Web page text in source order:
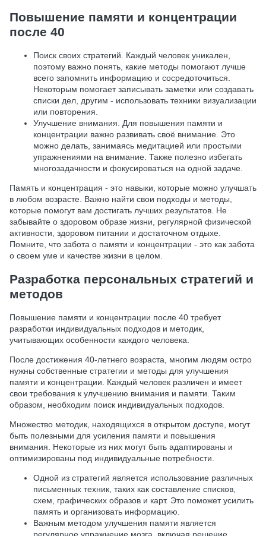
Повышение памяти и концентрации
после 40
Поиск своих стратегий. Каждый человек уникален,
поэтому важно понять, какие методы помогают лучше
всего запомнить информацию и сосредоточиться.
Некоторым помогает записывать заметки или создавать
списки дел, другим - использовать техники визуализации
или повторения.
Улучшение внимания. Для повышения памяти и
концентрации важно развивать своё внимание. Это
можно делать, занимаясь медитацией или простыми
упражнениями на внимание. Также полезно избегать
многозадачности и фокусироваться на одной задаче.
Память и концентрация - это навыки, которые можно улучшать
в любом возрасте. Важно найти свои подходы и методы,
которые помогут вам достигать лучших результатов. Не
забывайте о здоровом образе жизни, регулярной физической
активности, здоровом питании и достаточном отдыхе.
Помните, что забота о памяти и концентрации - это как забота
о своем уме и качестве жизни в целом.
Разработка персональных стратегий и
методов
Повышение памяти и концентрации после 40 требует
разработки индивидуальных подходов и методик,
учитывающих особенности каждого человека.
После достижения 40-летнего возраста, многим людям остро
нужны собственные стратегии и методы для улучшения
памяти и концентрации. Каждый человек различен и имеет
свои требования к улучшению внимания и памяти. Таким
образом, необходим поиск индивидуальных подходов.
Множество методик, находящихся в открытом доступе, могут
быть полезными для усиления памяти и повышения
внимания. Некоторые из них могут быть адаптированы и
оптимизированы под индивидуальные потребности.
Одной из стратегий является использование различных
письменных техник, таких как составление списков,
схем, графических образов и карт. Это поможет усилить
память и организовать информацию.
Важным методом улучшения памяти является
регулярное упражнение мозга, включая решение